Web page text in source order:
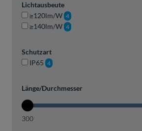
Lichtausbeute
≥120lm/W 4
≥140lm/W 4
Schutzart
IP65 4
Länge/Durchmesser
300